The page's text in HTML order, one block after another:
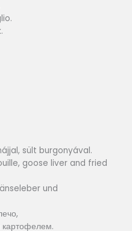
sült burgonyával.
goose liver and fried
und